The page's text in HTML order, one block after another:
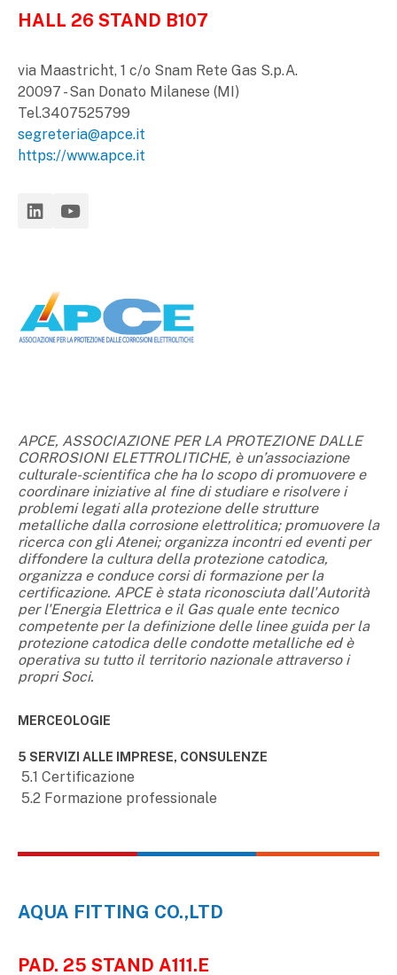
HALL 26 STAND B107
via Maastricht, 1 c/o Snam Rete Gas S.p.A.
20097 - San Donato Milanese (MI)
Tel.3407525799
segreteria@apce.it
https://www.apce.it
APCE, ASSOCIAZIONE PER LA PROTEZIONE DALLE
CORROSIONI ELETTROLITICHE, è un’associazione
culturale-scientifica che ha lo scopo di promuovere e
coordinare iniziative al fine di studiare e risolvere i
problemi legati alla protezione delle strutture
metalliche dalla corrosione elettrolitica; promuovere la
ricerca con gli Atenei; organizza incontri ed eventi per
diffondere la cultura della protezione catodica,
organizza e conduce corsi di formazione per la
certificazione. APCE è stata riconosciuta dall'Autorità
per l'Energia Elettrica e il Gas quale ente tecnico
competente per la definizione delle linee guida per la
protezione catodica delle condotte metalliche ed è
operativa su tutto il territorio nazionale attraverso i
propri Soci.
MERCEOLOGIE
5 SERVIZI ALLE IMPRESE, CONSULENZE
5.1 Certificazione
5.2 Formazione professionale
AQUA FITTING CO.,LTD
PAD. 25 STAND A111.E